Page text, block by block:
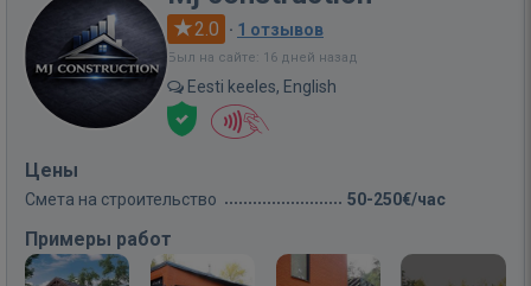
2.0 · 1 отзывов
Был на сайте: 16 дней назад
Eesti keeles, English
Цены
Смета на строительство 50-250€/час
Примеры работ